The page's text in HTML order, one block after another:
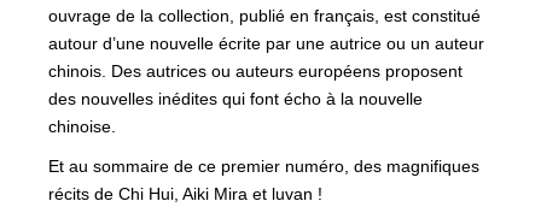
ouvrage de la collection, publié en français, est constitué
autour d’une nouvelle écrite par une autrice ou un auteur
chinois. Des autrices ou auteurs européens proposent
des nouvelles inédites qui font écho à la nouvelle
chinoise.
Et au sommaire de ce premier numéro, des magnifiques
récits de Chi Hui, Aiki Mira et luvan !